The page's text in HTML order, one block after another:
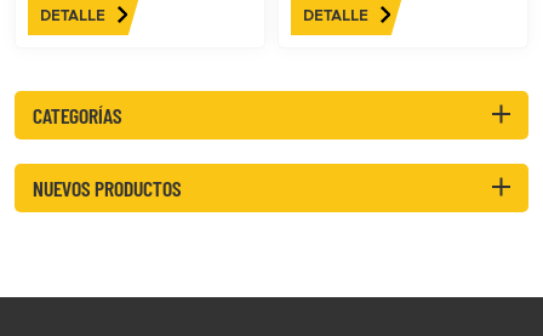
de servicio pesado LTMG de
necesidades de servicio
pesado. Confíe en nuestra
maquinaria para aumentar
la productividad, disminuir el
tiempo de inactividad y
elevar sus operaciones a
DETALLE
toneladas se usa
otros campos de ingeniería
frontal de 6 toneladas se
puede usar para diversas
descarga, nivelación del
DETALLE
CATEGORÍAS
NUEVOS PRODUCTOS